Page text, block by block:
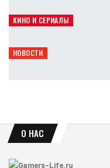
КИНО И СЕРИАЛЫ
Япония усиливает защиту
НОВОСТИ
Rockstar покажет
О НАС